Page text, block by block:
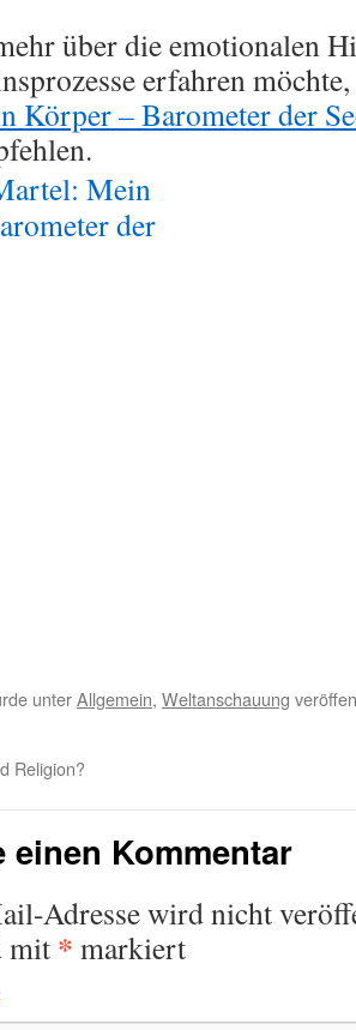
über die emotionalen
erfahren
Körper – Barometer der
unterAllgemein, Weltanschauung
Religion?
einen Kommentar
Adresse wird nicht
mit * markiert